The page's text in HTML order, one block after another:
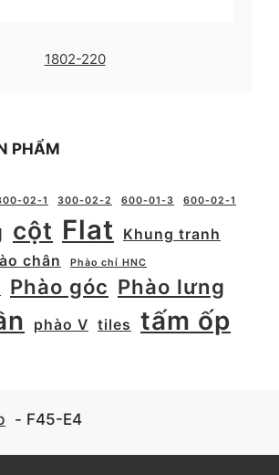
1802-220
PHẨM
02-1 300-02-2 600-01-3 600-02-1
cột Flat
Khung tranh
chân Phào chỉ HNC
Phào góc Phào lưng
phào V tiles tấm ốp
F45-E4